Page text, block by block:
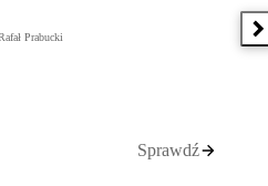
Prabucki
Sprawdź